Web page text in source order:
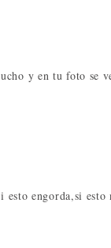
y en tu foto se
engorda,si